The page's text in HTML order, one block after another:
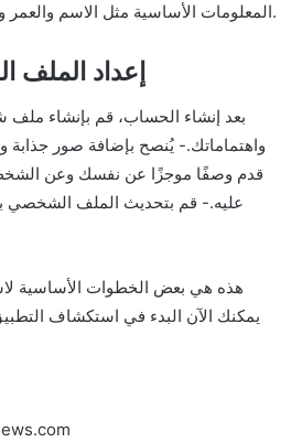
المعلومات الأساسية مثل الاسم والعمر والجنس والموقع الجغرافي.
إعداد
واهتماماتك.- يُنصح بإضافة صور
قدم وصفًا موجزًا عن نفسك وعن
عليه.- قم بتحديث الملف الشخصي
هذه هي بعض الخطوات الأساسية
يمكنك الآن البدء في استكشاف